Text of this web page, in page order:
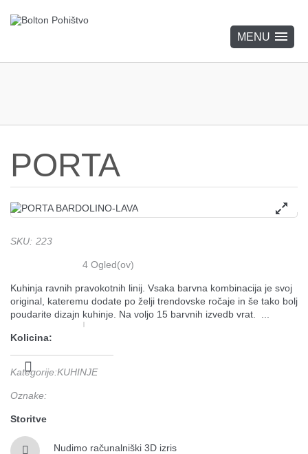
PORTA
SKU: 223
4 Ogled(ov)
Kuhinja ravnih pravokotnih linij. Vsaka barvna kombinacija je svoj
original, kateremu dodate po želji trendovske ročaje in še tako bolj
poudarite dizajn kuhinje. Na voljo 15 barvnih izvedb vrat. ...
Kolicina:
Kategorije:KUHINJE
Oznake:
Storitve
Nudimo računalniški 3D izris